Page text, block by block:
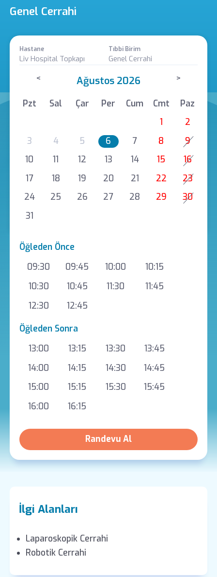
Genel Cerrahi
Hastane
Liv Hospital Topkapı
Tıbbi Birim
Genel Cerrahi
< Ağustos 2026 >
Pzt Sal Çar Per Cum Cmt
Paz
1
2
3
4 5 6 7 8
9
10
11 12 13 14 15
16
17
18 19 20 21 22
23
24
25 26 27 28 29
30
31
Öğleden Önce
09:30
09:45 10:00
10:15
10:30
10:45 11:30
11:45
12:30
12:45
Öğleden Sonra
13:00
13:15 13:30
13:45
14:00
14:15 14:30
14:45
15:00
15:15 15:30
15:45
16:00
16:15
Randevu Al
İlgi Alanları
Laparoskopik Cerrahi
Robotik Cerrahi